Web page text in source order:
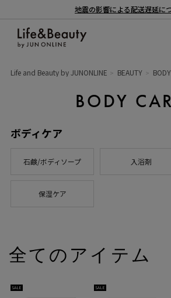
地震の影響による配送遅延に
Life and Beauty by JUNONLINE BEAUTY
BODY
ボディケア
石鹸/ボディソープ
保湿ケア
入浴剤
全てのアイテム
SALE SALE